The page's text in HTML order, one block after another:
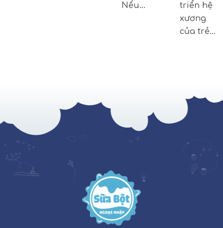
Nếu…
triển hệ
xương
của trẻ…